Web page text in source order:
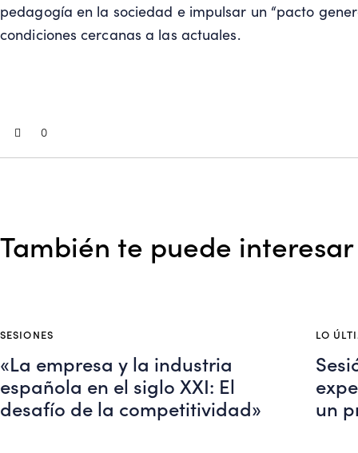
pedagogía en la sociedad e impulsar un “pacto
condiciones cercanas a las actuales.
0
También te puede interesar
SESIONES
«La empresa y la industria
española en el siglo XXI: El
desafío de la competitividad»
LO
un